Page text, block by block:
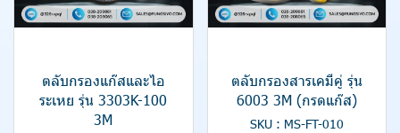
ตลับกรองแก๊สและไอ
ระเหย รุ่น 3303K-100
3M
ตลับกรองสารเคมีคู่ รุ่น
6003 3M (กรดแก๊ส)
SKU : MS-FT-010